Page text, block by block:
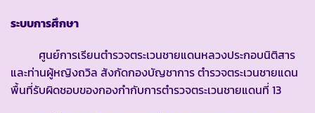
ระบบการศึกษา
ศูนย์การเรียนตำรวจตระเวนชายแดนหลวงประกอบนิติสาร
และท่านผู้หญิงถวิล สังกัดกองบัญชาการ ตำรวจตระเวนชายแดน
พื้นที่รับผิดชอบของกองกำกับการตำรวจตระเวนชายแดนที่ 13